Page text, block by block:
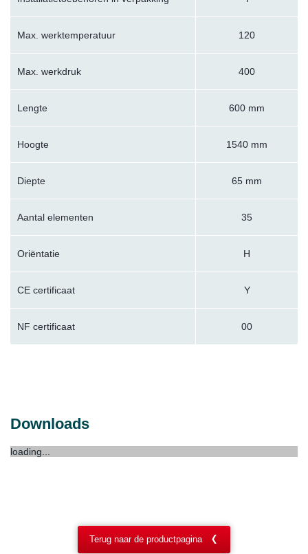
Max. werktemperatuur 120
Max. werkdruk 400
Lengte 600 mm
Hoogte 1540 mm
Diepte 65 mm
Aantal elementen 35
Oriëntatie H
CE certificaat Y
NF certificaat 00
Downloads
loading...
Terug naar de productpagina